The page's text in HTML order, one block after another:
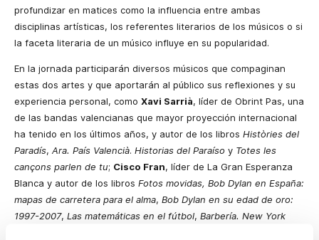
profundizar en matices como la influencia entre ambas
disciplinas artísticas, los referentes literarios de los músicos o si
la faceta literaria de un músico influye en su popularidad.
En la jornada participarán diversos músicos que compaginan
estas dos artes y que aportarán al público sus reflexiones y su
experiencia personal, como Xavi Sarrià, líder de Obrint Pas, una
de las bandas valencianas que mayor proyección internacional
ha tenido en los últimos años, y autor de los libros Històries del
Paradís, Ara. País Valencià. Historias del Paraíso y Totes les
cançons parlen de tu; Cisco Fran, líder de La Gran Esperanza
Blanca y autor de los libros Fotos movidas, Bob Dylan en España:
mapas de carretera para el alma, Bob Dylan en su edad de oro:
1997-2007, Las matemáticas en el fútbol, Barbería. New York